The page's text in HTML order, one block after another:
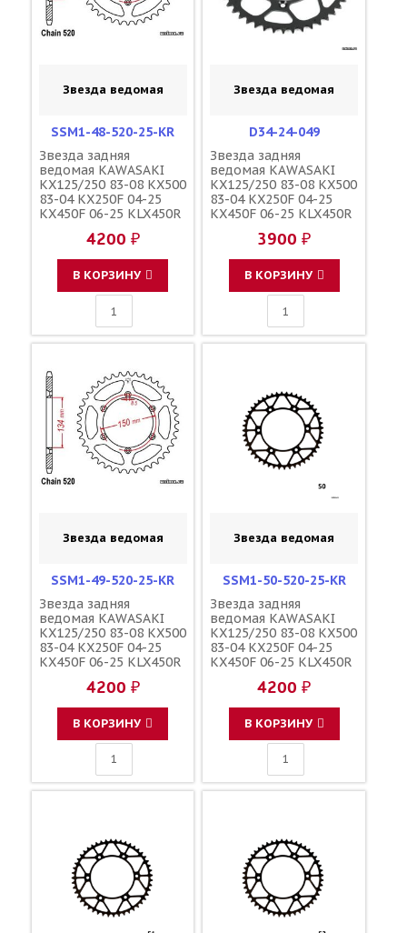
Звезда ведомая
SSM1-48-520-25-KR
Звезда задняя
ведомая KAWASAKI
KX125/250 83-08 KX500
83-04 KX250F 04-25
KX450F 06-25 KLX450R
04-06 зубов 48 / MRP
1-3619-48 JTR460
4200 ₽
В КОРЗИНУ
Звезда ведомая
D34-24-049
Звезда задняя
ведомая KAWASAKI
KX125/250 83-08 KX500
83-04 KX250F 04-25
KX450F 06-25 KLX450R
04-06 зубов 49 / DRC
1-3619-49 JTR460
42041-1384
3900 ₽
В КОРЗИНУ
Звезда ведомая
SSM1-49-520-25-KR
Звезда задняя
ведомая KAWASAKI
KX125/250 83-08 KX500
83-04 KX250F 04-25
KX450F 06-25 KLX450R
04-06 зубов 49 / MRP
1-3619-49 JTR460
4200 ₽
В КОРЗИНУ
Звезда ведомая
SSM1-50-520-25-KR
Звезда задняя
ведомая KAWASAKI
KX125/250 83-08 KX500
83-04 KX250F 04-25
KX450F 06-25 KLX450R
04-06 зубов 50 / MRP
1-3619-50 JTR460
4200 ₽
В КОРЗИНУ